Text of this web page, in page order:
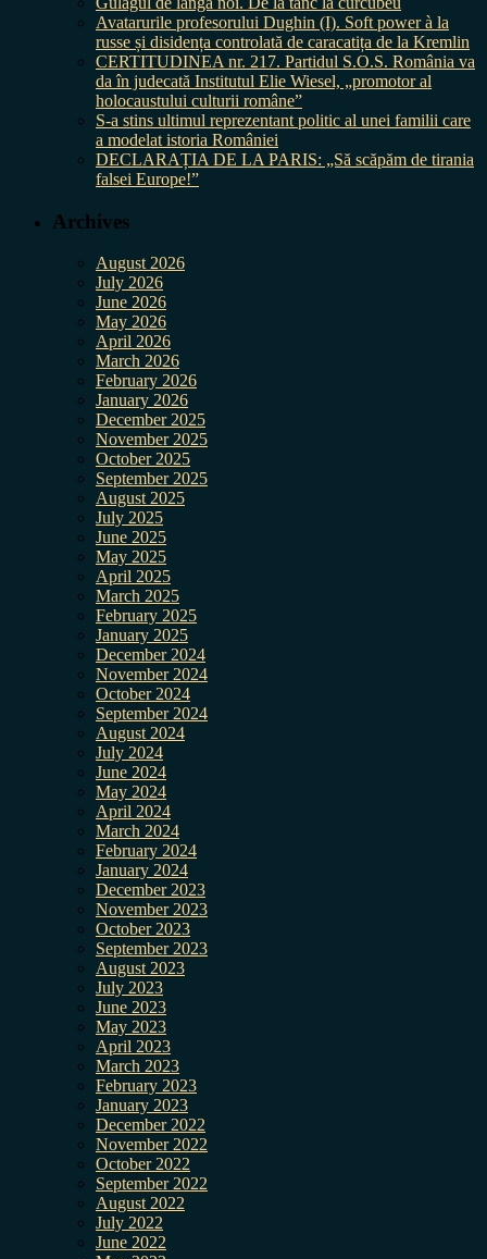
Avatarurile profesorului Dughin (I). Soft power à la
russe și disidența controlată de caracatița de la Kremlin
CERTITUDINEA nr. 217. Partidul S.O.S. România va
da în judecată Institutul Elie Wiesel, „promotor al
holocaustului culturii române”
S-a stins ultimul reprezentant politic al unei familii care
a modelat istoria României
DECLARAȚIA DE LA PARIS: „Să scăpăm de tirania
falsei Europe!”
Archives
August 2026
July 2026
June 2026
May 2026
April 2026
March 2026
February 2026
January 2026
December 2025
November 2025
October 2025
September 2025
August 2025
July 2025
June 2025
May 2025
April 2025
March 2025
February 2025
January 2025
December 2024
November 2024
October 2024
September 2024
August 2024
July 2024
June 2024
May 2024
April 2024
March 2024
February 2024
January 2024
December 2023
November 2023
October 2023
September 2023
August 2023
July 2023
June 2023
May 2023
April 2023
March 2023
February 2023
January 2023
December 2022
November 2022
October 2022
September 2022
August 2022
July 2022
June 2022